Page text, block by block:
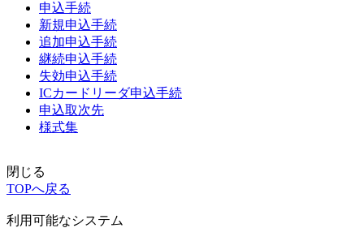
申込手続
新規申込手続
追加申込手続
継続申込手続
失効申込手続
ICカードリーダ申込手続
申込取次先
様式集
閉じる
TOPへ戻る
利用可能なシステム